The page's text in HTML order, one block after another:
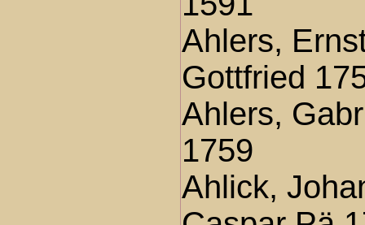
Ahlers,
Gottfried
Ahlers,
1759
Ahlick,